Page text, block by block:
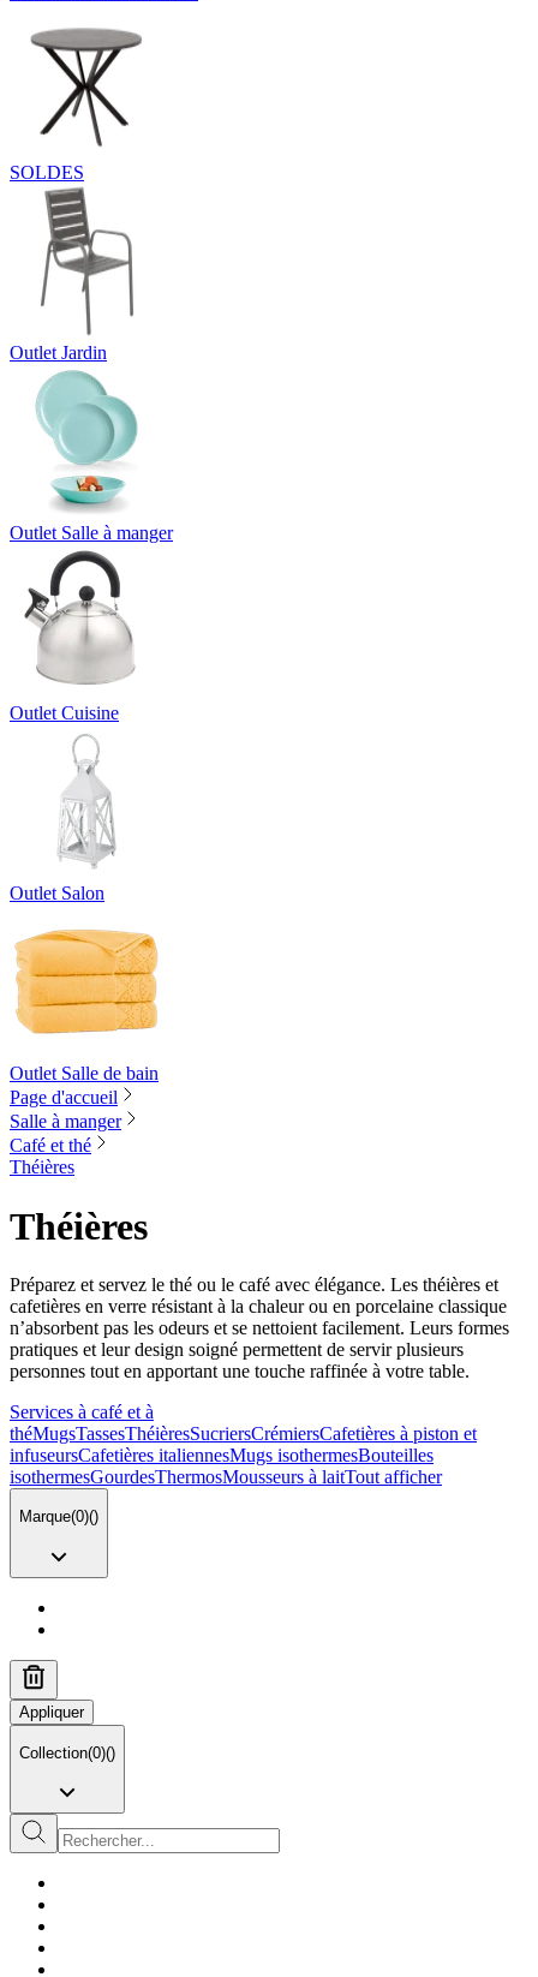
SOLDES
Outlet Jardin
Outlet Salle à manger
Outlet Cuisine
Outlet Salon
Outlet Salle de bain
Page d'accueil
Salle à manger
Café et thé
Théières
Théières
Préparez et servez le thé ou le café avec élégance. Les théières et
cafetières en verre résistant à la chaleur ou en porcelaine classique
n’absorbent pas les odeurs et se nettoient facilement. Leurs formes
pratiques et leur design soigné permettent de servir plusieurs
personnes tout en apportant une touche raffinée à votre table.
Services à café et à
théMugsTassesThéièresSucriersCrémiersCafetières à piston et
infuseursCafetières italiennesMugs isothermesBouteilles
isothermesGourdesThermosMousseurs à laitTout afficher
Marque(0)()
Appliquer
Collection(0)()